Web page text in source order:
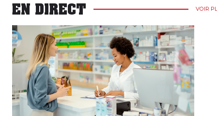
EN DIRECT VOIR